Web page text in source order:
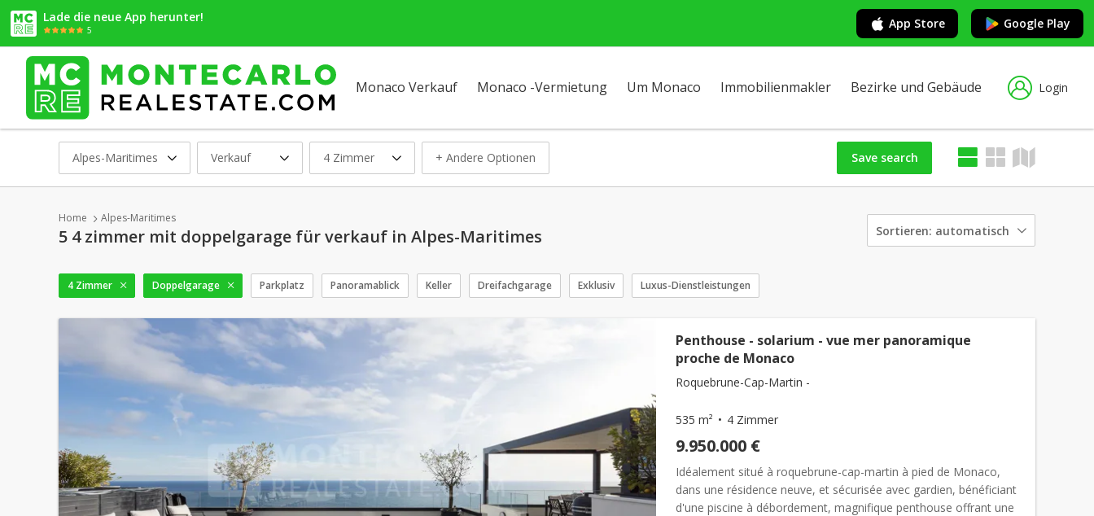
Lade die neue App herunter!
5 App Store Google Play
Monaco Verkauf Monaco -Vermietung Um Monaco Immobilienmakler Bezirke und Gebäude Login
Alpes-Maritimes Verkauf 4 Zimmer + Andere Optionen
Sortieren: automatisch
Save search
Home Alpes-Maritimes
5 4 zimmer mit doppelgarage für verkauf in Alpes-Maritimes
4 Zimmer Doppelgarage Parkplatz Panoramablick Keller Dreifachgarage Exklusiv Luxus-Dienstleistungen
Penthouse - solarium - vue mer panoramique
proche de Monaco
Roquebrune-Cap-Martin -
535 m² 4 Zimmer
9.950.000 €
Idéalement situé à roquebrune-cap-martin à pied de Monaco,
dans une résidence neuve, et sécurisée avec gardien, bénéficiant
d'une piscine à débordement, magnifique penthouse offrant une